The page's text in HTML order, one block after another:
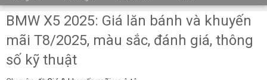
BMW X5 2025: Giá lăn bánh và khuyến
mãi T8/2025, màu sắc, đánh giá, thông
số kỹ thuật